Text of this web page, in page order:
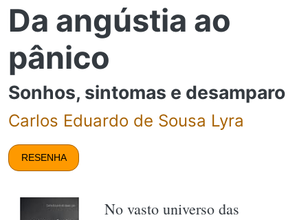
Da angústia ao
pânico
Sonhos, sintomas e desamparo
Carlos Eduardo de Sousa Lyra
RESENHA
No vasto universo das